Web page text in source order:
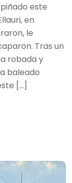
este
en
le
Tras un
robada y
baleado
[…]